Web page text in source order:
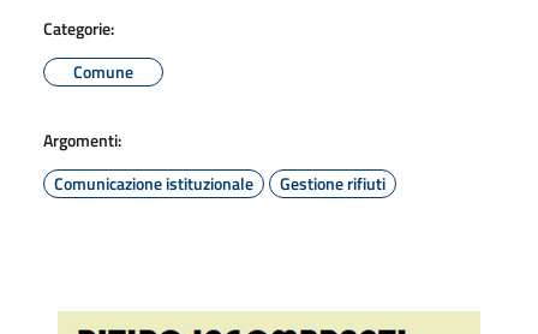
Categorie:
Comune
Argomenti:
Comunicazione istituzionale
Gestione rifiuti